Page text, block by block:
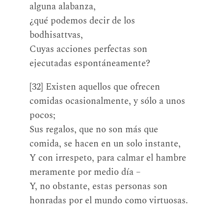
alguna alabanza,
¿qué podemos decir de los
bodhisattvas,
Cuyas acciones perfectas son
ejecutadas espontáneamente?
[32] Existen aquellos que ofrecen
comidas ocasionalmente, y sólo a unos
pocos;
Sus regalos, que no son más que
comida, se hacen en un solo instante,
Y con irrespeto, para calmar el hambre
meramente por medio día –
Y, no obstante, estas personas son
honradas por el mundo como virtuosas.